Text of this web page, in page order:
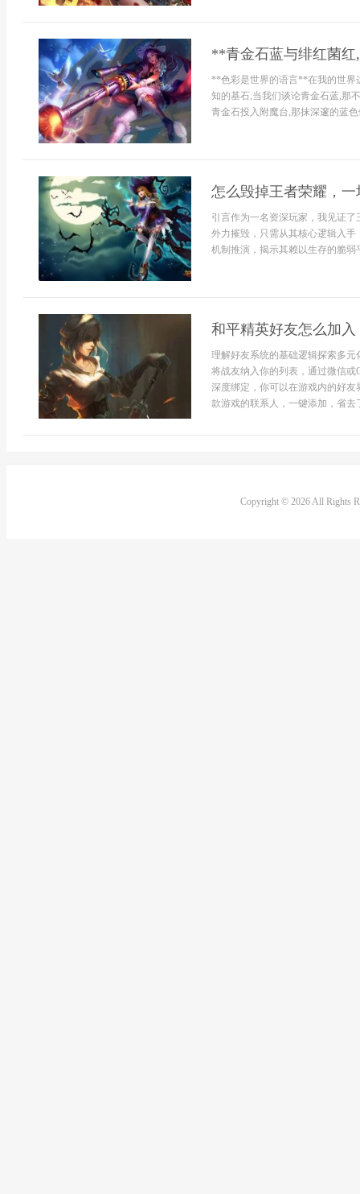
**青金石蓝与绯红菌
**色彩是世界的语言**在我的世界
知的基石,当我们谈论青金石蓝,那
青金石投入附魔台,那抹深邃的蓝
怎么毁掉王者荣耀，
引言作为一名资深玩家，我见证
外力摧毁，只需从其核心逻辑入
机制推演，揭示其赖以生存的脆弱
和平精英好友怎么加
理解好友系统的基础逻辑探索多
将战友纳入你的列表，通过微信
深度绑定，你可以在游戏内的好友
款游戏的联系人，一键添加，省
Copyright © 2026 All Rights